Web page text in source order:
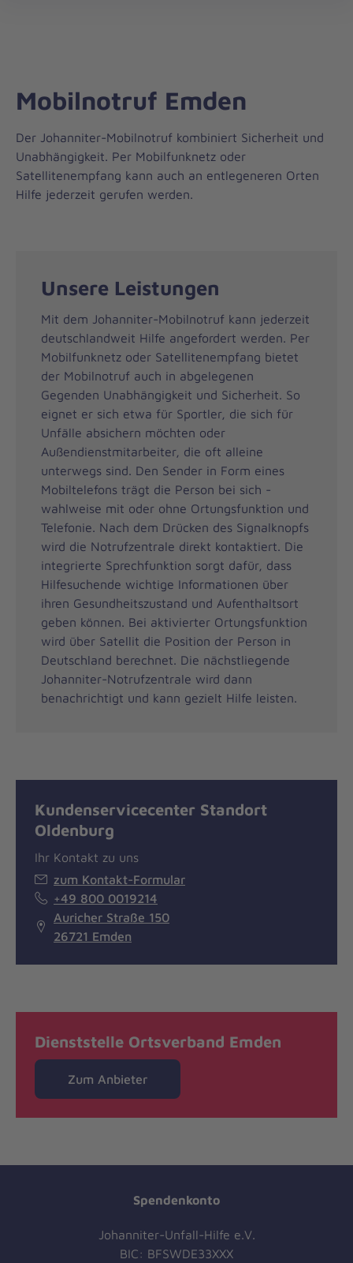
Mobilnotruf Emden
Der Johanniter-Mobilnotruf kombiniert Sicherheit und
Unabhängigkeit. Per Mobilfunknetz oder
Satellitenempfang kann auch an entlegeneren Orten
Hilfe jederzeit gerufen werden.
Unsere Leistungen
Mit dem Johanniter-Mobilnotruf kann jederzeit
deutschlandweit Hilfe angefordert werden. Per
Mobilfunknetz oder Satellitenempfang bietet
der Mobilnotruf auch in abgelegenen
Gegenden Unabhängigkeit und Sicherheit. So
eignet er sich etwa für Sportler, die sich für
Unfälle absichern möchten oder
Außendienstmitarbeiter, die oft alleine
unterwegs sind. Den Sender in Form eines
Mobiltelefons trägt die Person bei sich -
wahlweise mit oder ohne Ortungsfunktion und
Telefonie. Nach dem Drücken des Signalknopfs
wird die Notrufzentrale direkt kontaktiert. Die
integrierte Sprechfunktion sorgt dafür, dass
Hilfesuchende wichtige Informationen über
ihren Gesundheitszustand und Aufenthaltsort
geben können. Bei aktivierter Ortungsfunktion
wird über Satellit die Position der Person in
Deutschland berechnet. Die nächstliegende
Johanniter-Notrufzentrale wird dann
benachrichtigt und kann gezielt Hilfe leisten.
Kundenservicecenter Standort
Oldenburg
Ihr Kontakt zu uns
zum Kontakt-Formular
+49 800 0019214
Auricher Straße 150
26721 Emden
Dienststelle Ortsverband Emden
Zum Anbieter
Spendenkonto
Johanniter-Unfall-Hilfe e.V.
BIC: BFSWDE33XXX